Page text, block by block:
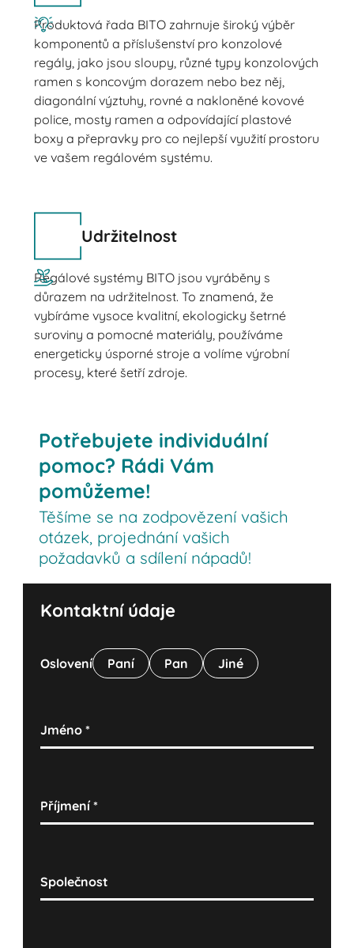
Produktová řada BITO zahrnuje široký výběr
komponentů a příslušenství pro konzolové
regály, jako jsou sloupy, různé typy konzolových
ramen s koncovým dorazem nebo bez něj,
diagonální výztuhy, rovné a nakloněné kovové
police, mosty ramen a odpovídající plastové
boxy a přepravky pro co nejlepší využití prostoru
ve vašem regálovém systému.
Udržitelnost
Regálové systémy BITO jsou vyráběny s
důrazem na udržitelnost. To znamená, že
vybíráme vysoce kvalitní, ekologicky šetrné
suroviny a pomocné materiály, používáme
energeticky úsporné stroje a volíme výrobní
procesy, které šetří zdroje.
Potřebujete individuální
pomoc? Rádi Vám
pomůžeme!
Těšíme se na zodpovězení vašich
otázek, projednání vašich
požadavků a sdílení nápadů!
Kontaktní údaje
Oslovení Paní Pan Jiné
Jméno*
Příjmení*
Společnost